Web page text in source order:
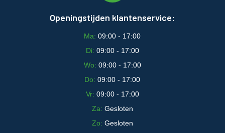
Openingstijden klantenservice:
Ma:09:00 - 17:00
Di: 09:00 - 17:00
Wo: 09:00 - 17:00
Do:09:00 - 17:00
Vr: 09:00 - 17:00
Za: Gesloten
Zo: Gesloten